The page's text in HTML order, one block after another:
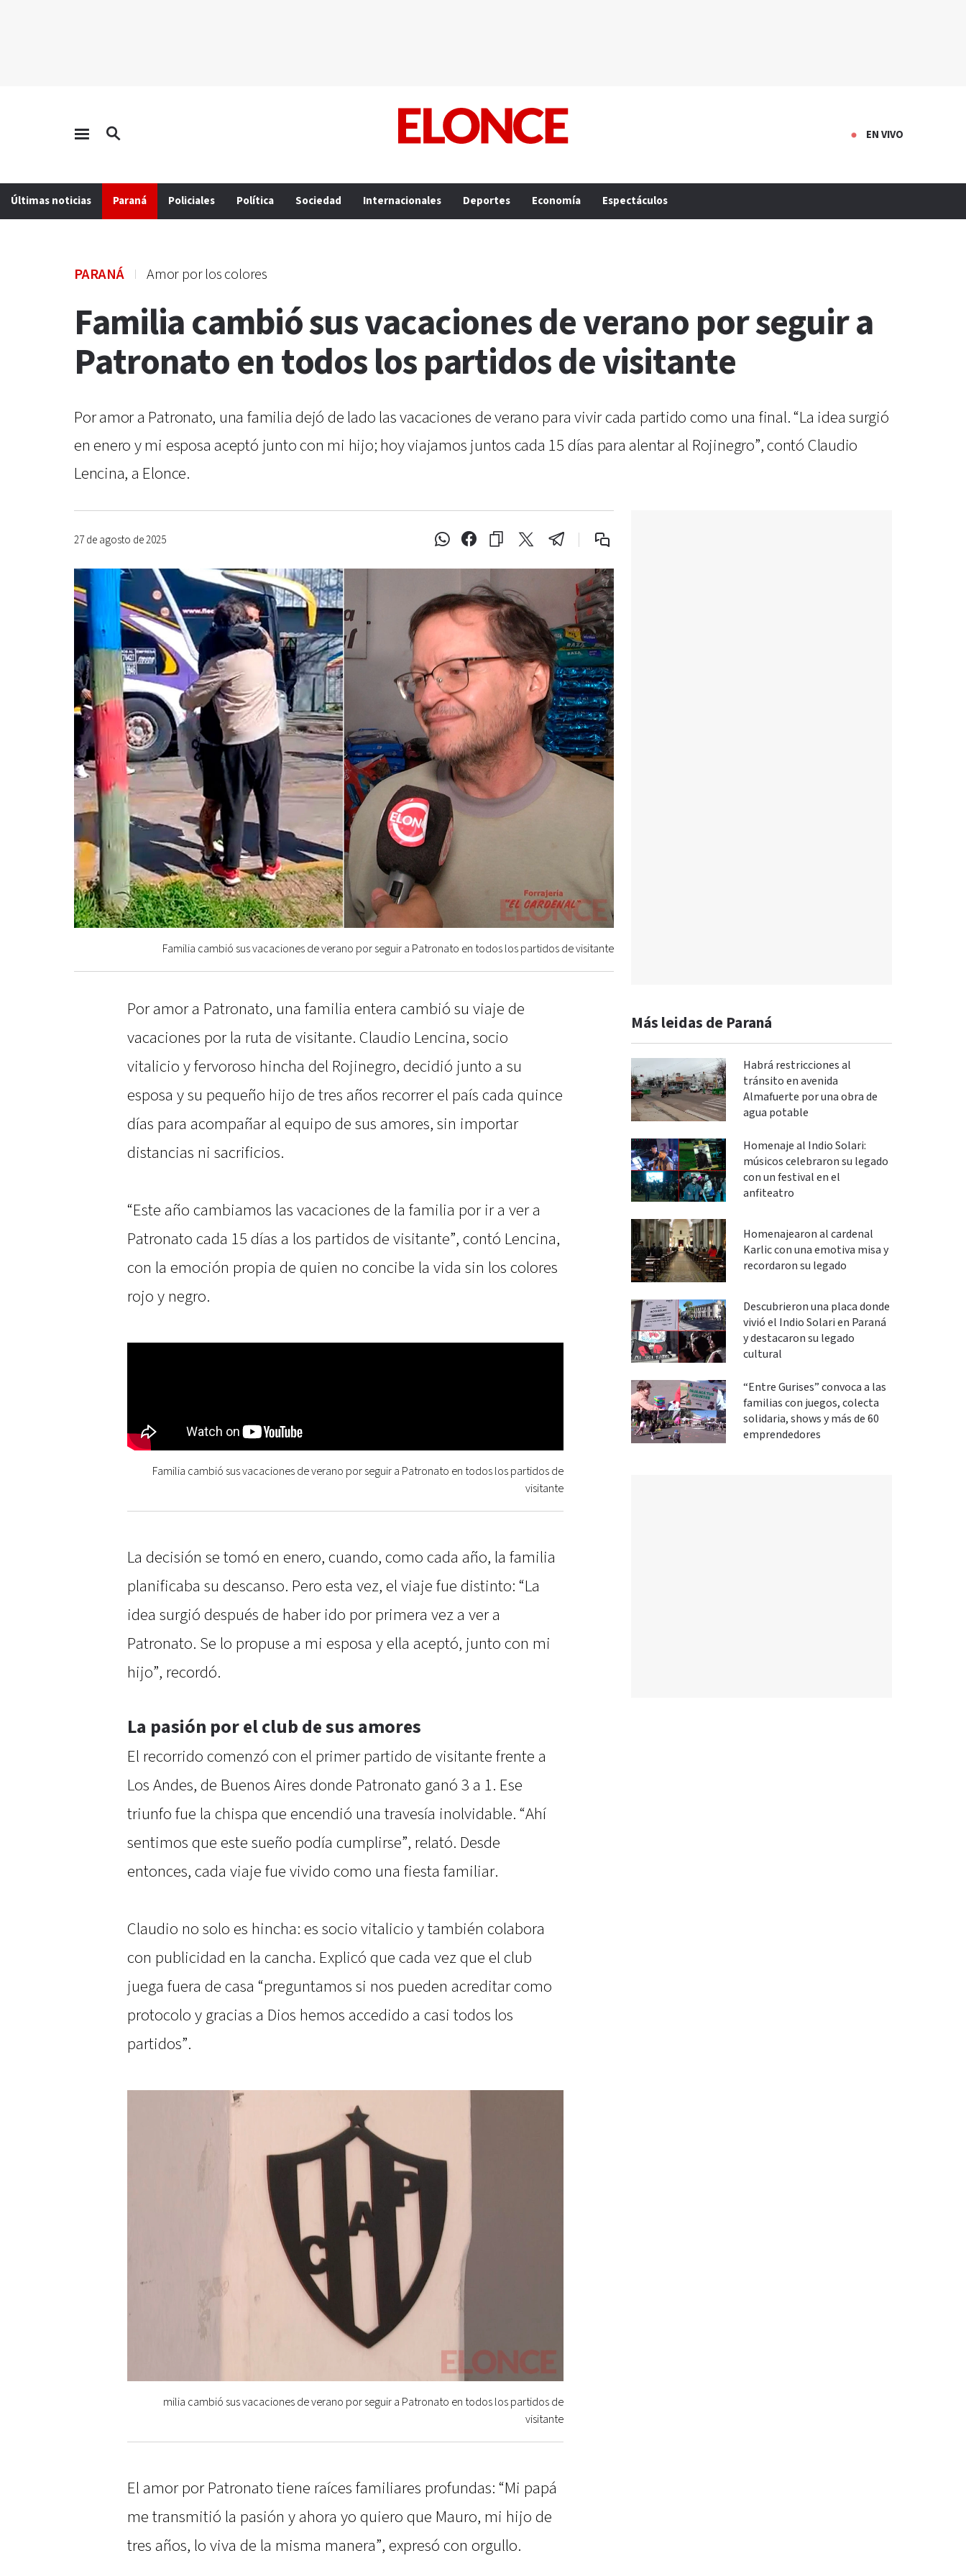
EN VIVO
Últimas noticias Paraná Policiales Política Sociedad Internacionales Deportes Economía Espectáculos
PARANÁ Amor por los colores
Familia cambió sus vacaciones de verano por seguir a
Patronato en todos los partidos de visitante
Por amor a Patronato, una familia dejó de lado las vacaciones de verano para vivir cada partido como una final. “La idea surgió
en enero y mi esposa aceptó junto con mi hijo; hoy viajamos juntos cada 15 días para alentar al Rojinegro”, contó Claudio
Lencina, a Elonce.
27 de agosto de 2025
Familia cambió sus vacaciones de verano por seguir a Patronato en todos los partidos de visitante
Por amor a Patronato, una familia entera cambió su viaje de
vacaciones por la ruta de visitante. Claudio Lencina, socio
vitalicio y fervoroso hincha del Rojinegro, decidió junto a su
esposa y su pequeño hijo de tres años recorrer el país cada quince
días para acompañar al equipo de sus amores, sin importar
distancias ni sacrificios.
“Este año cambiamos las vacaciones de la familia por ir a ver a
Patronato cada 15 días a los partidos de visitante”, contó Lencina,
con la emoción propia de quien no concibe la vida sin los colores
rojo y negro.
Familia cambió sus vacaciones de verano por seguir a Patronato en todos los partidos de
visitante
La decisión se tomó en enero, cuando, como cada año, la familia
planificaba su descanso. Pero esta vez, el viaje fue distinto: “La
idea surgió después de haber ido por primera vez a ver a
Patronato. Se lo propuse a mi esposa y ella aceptó, junto con mi
hijo”, recordó.
La pasión por el club de sus amores
El recorrido comenzó con el primer partido de visitante frente a
Los Andes, de Buenos Aires donde Patronato ganó 3 a 1. Ese
triunfo fue la chispa que encendió una travesía inolvidable. “Ahí
sentimos que este sueño podía cumplirse”, relató. Desde
entonces, cada viaje fue vivido como una fiesta familiar.
Claudio no solo es hincha: es socio vitalicio y también colabora
con publicidad en la cancha. Explicó que cada vez que el club
juega fuera de casa “preguntamos si nos pueden acreditar como
protocolo y gracias a Dios hemos accedido a casi todos los
partidos”.
milia cambió sus vacaciones de verano por seguir a Patronato en todos los partidos de
visitante
El amor por Patronato tiene raíces familiares profundas: “Mi papá
me transmitió la pasión y ahora yo quiero que Mauro, mi hijo de
tres años, lo viva de la misma manera”, expresó con orgullo.
Más leidas de Paraná
Habrá restricciones al
tránsito en avenida
Almafuerte por una obra de
agua potable
Homenaje al Indio Solari:
músicos celebraron su legado
con un festival en el
anfiteatro
Homenajearon al cardenal
Karlic con una emotiva misa y
recordaron su legado
Descubrieron una placa donde
vivió el Indio Solari en Paraná
y destacaron su legado
cultural
“Entre Gurises” convoca a las
familias con juegos, colecta
solidaria, shows y más de 60
emprendedores